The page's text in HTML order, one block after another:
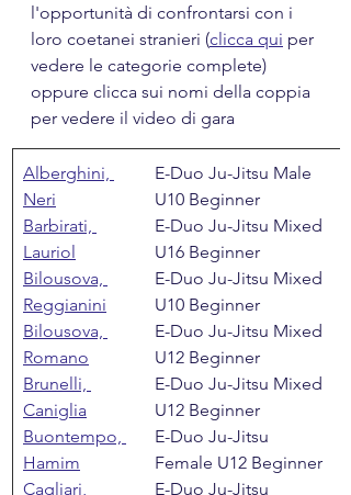
l'opportunità di confrontarsi con i
loro coetanei stranieri (clicca qui per
vedere le categorie complete)
oppure clicca sui nomi della coppia
per vedere il video di gara
Alberghini,
Neri
Barbirati,
Lauriol
Bilousova,
Reggianini
Bilousova,
Romano
Brunelli,
Caniglia
Buontempo,
Hamim
Cagliari,
E-Duo Ju-Jitsu Male
U10 Beginner
E-Duo Ju-Jitsu Mixed
U16 Beginner
E-Duo Ju-Jitsu Mixed
U10 Beginner
E-Duo Ju-Jitsu Mixed
U12 Beginner
E-Duo Ju-Jitsu Mixed
U12 Beginner
E-Duo Ju-Jitsu
Female U12 Beginner
E-Duo Ju-Jitsu